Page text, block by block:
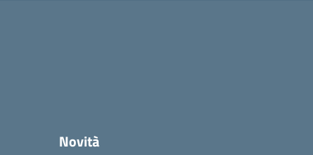
Novità